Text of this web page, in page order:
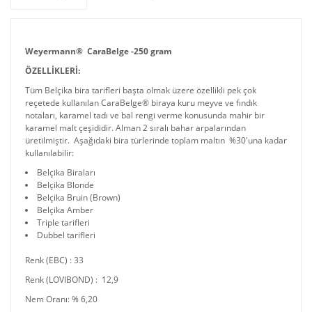
Weyermann® CaraBelge -250 gram
ÖZELLİKLERİ:
Tüm Belçika bira tarifleri başta olmak üzere özellikli pek çok
reçetede kullanılan CaraBelge® biraya kuru meyve ve fındık
notaları, karamel tadı ve bal rengi verme konusunda mahir bir
karamel malt çeşididir. Alman 2 sıralı bahar arpalarından
üretilmiştir. Aşağıdaki bira türlerinde toplam maltın %30'una kadar
kullanılabilir:
Belçika Biraları
Belçika Blonde
Belçika Bruin (Brown)
Belçika Amber
Triple tarifleri
Dubbel tarifleri
Renk (EBC) : 33
Renk (LOVIBOND) : 12,9
Nem Oranı: % 6,20